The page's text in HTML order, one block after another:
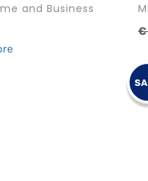
and Business
€